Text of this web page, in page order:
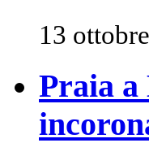
13
Praia a